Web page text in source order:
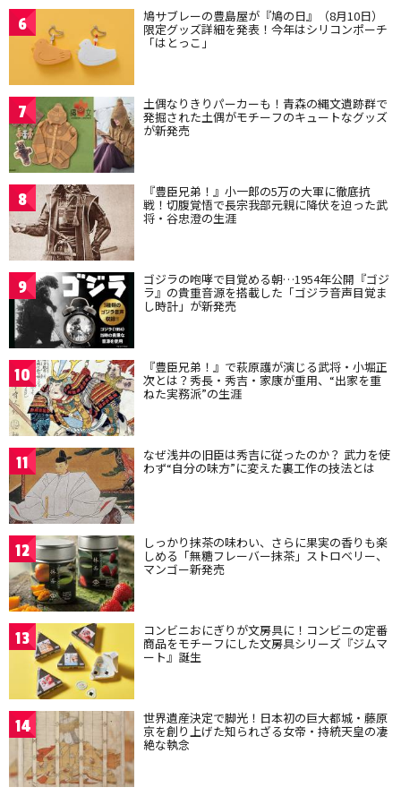
6 鳩サブレーの豊島屋が『鳩の日』（8月10日）
限定グッズ詳細を発表！今年はシリコンポーチ
「はとっこ」
7 土偶なりきりパーカーも！青森の縄文遺跡群で
発掘された土偶がモチーフのキュートなグッズ
が新発売
8 『豊臣兄弟！』小一郎の5万の大軍に徹底抗
戦！切腹覚悟で長宗我部元親に降伏を迫った武
将・谷忠澄の生涯
9 ゴジラの咆哮で目覚める朝…1954年公開『ゴジ
ラ』の貴重音源を搭載した「ゴジラ音声目覚ま
し時計」が新発売
10 『豊臣兄弟！』で萩原護が演じる武将・小堀正
次とは？秀長・秀吉・家康が重用、“出家を重
ねた実務派”の生涯
11 なぜ浅井の旧臣は秀吉に従ったのか？ 武力を使
わず“自分の味方”に変えた裏工作の技法とは
12 しっかり抹茶の味わい、さらに果実の香りも楽
しめる「無糖フレーバー抹茶」ストロベリー、
マンゴー新発売
13 コンビニおにぎりが文房具に！コンビニの定番
商品をモチーフにした文房具シリーズ『ジムマ
ート』誕生
14 世界遺産決定で脚光！日本初の巨大都城・藤原
京を創り上げた知られざる女帝・持統天皇の凄
絶な執念